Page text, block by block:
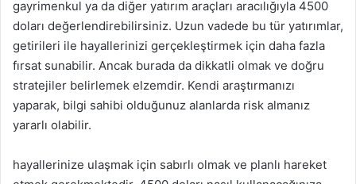
gayrimenkul ya da diğer yatırım araçları aracılığıyla 4500
doları değerlendirebilirsiniz. Uzun vadede bu tür yatırımlar,
getirileri ile hayallerinizi gerçekleştirmek için daha fazla
fırsat sunabilir. Ancak burada da dikkatli olmak ve doğru
stratejiler belirlemek elzemdir. Kendi araştırmanızı
yaparak, bilgi sahibi olduğunuz alanlarda risk almanız
yararlı olabilir.
hayallerinize ulaşmak için sabırlı olmak ve planlı hareket